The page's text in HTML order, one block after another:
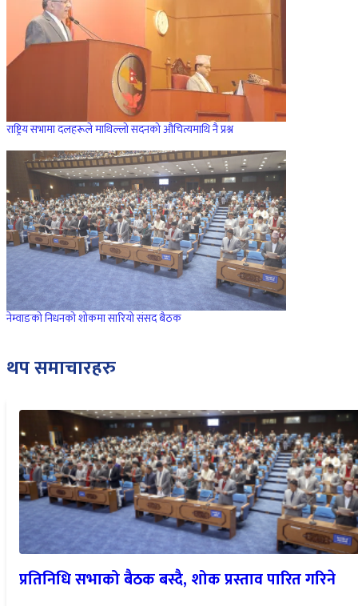
राष्ट्रिय सभामा दलहरूले माथिल्लो सदनको औचित्यमाथि नै प्रश्न
नेम्वाङको निधनको शोकमा सारियो संसद बैठक
थप समाचारहरु
प्रतिनिधि सभाको बैठक बस्दै, शोक प्रस्ताव पारित गरिने